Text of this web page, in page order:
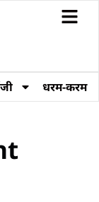
धरम-करम